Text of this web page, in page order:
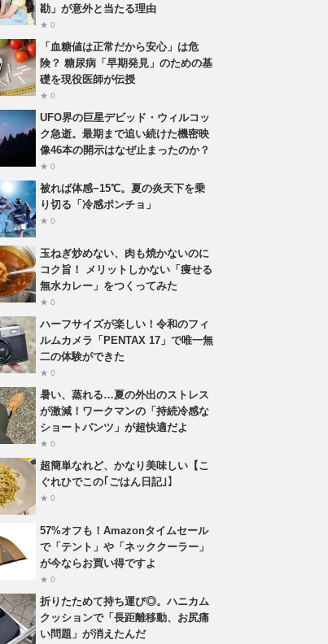
勘」が意外と当たる理由
★ 0
「血糖値は正常だから安心」は危
険？ 糖尿病「早期発見」のための基
礎を現役医師が伝授
★ 0
UFO界の巨星デビッド・ウィルコッ
ク急逝。最期まで追い続けた機密映
像46本の開示はなぜ止まったのか？
★ 0
被れば体感−15℃。夏の炎天下を乗
り切る「冷感ポンチョ」
★ 0
玉ねぎ炒めない、肉も焼かないのに
コク旨！ メリットしかない「痩せる
無水カレー」をつくってみた
★ 0
ハーフサイズが楽しい！令和のフィ
ルムカメラ「PENTAX 17」で唯一無
二の体験ができた
★ 0
暑い、蒸れる…夏の外出のストレス
が激減！ワークマンの「持続冷感な
ショートパンツ」が超快適だよ
★ 0
超簡単なれど、かなり美味しい【こ
ぐれひでこの｢ごはん日記｣】
★ 0
57%オフも！Amazonタイムセール
で「テント」や「ネッククーラー」
が今ならお買い得ですよ
★ 0
折りたためて持ち運び◎。ハニカム
クッションで「長距離移動、お尻痛
い問題」が消えたんだ